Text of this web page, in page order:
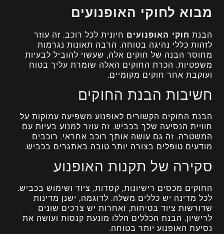
מבוא לחוקי האופנועים
הבנת חוקי האופנועים חיונית לכל רוכב. זה עוזר
לזהות כללי נהיגה בטוחה. הרבה תאונות נגרמות
מחוסר הבנה של חוקים אלה, שעשוי להוביל לבעיות
משפטיות. הכרת החוקים האלה שומרת עליך בטוח
ועוקבת אחר חוקים מקומיים.
חשיבות הבנת החוקים
הבנת החוקים הקשורים לאופנוע משפיעה עמוקות על
חוויית הנסיעה שלך בכביש. זה עוזר למנוע בעיות עם
המשטרה. זה גם עושה אותך רוכב אחראי. רוכבים
מודעים טופלים בצורה יותר טובה באתגרים בכביש.
סקירה של תקנות האופנוע
החוקים מכסים רישיונות, קסדות, ציוד ושימוש בכביש.
לכל מדינה יש כללים משלה. לדוגמה, ישנן מדינות
שדורשות ציוד בטיחות, ואחרות יש צרכים שונים
לרישיון. הבנת הכללים הללו מונעת קנסות ועושה את
נסיעת האופנוע יותר בטוחה.